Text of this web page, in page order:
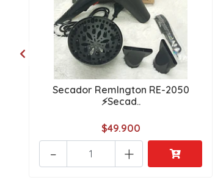
Secador Remlngton RE-2050
⚡Secad..
$49.900
+
-